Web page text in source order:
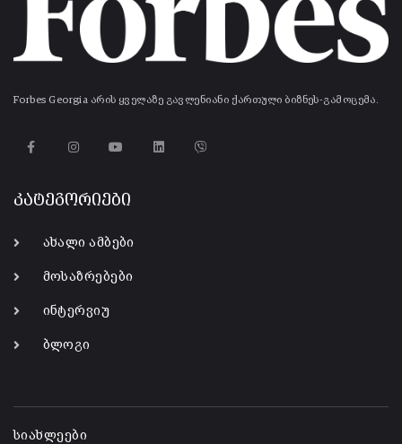
Forbes Georgia არის ყველაზე გავლენიანი ქართული ბიზნეს-გამოცემა.
კატეგორიები
ახალი ამბები
მოსაზრებები
ინტერვიუ
ბლოგი
სიახლეები